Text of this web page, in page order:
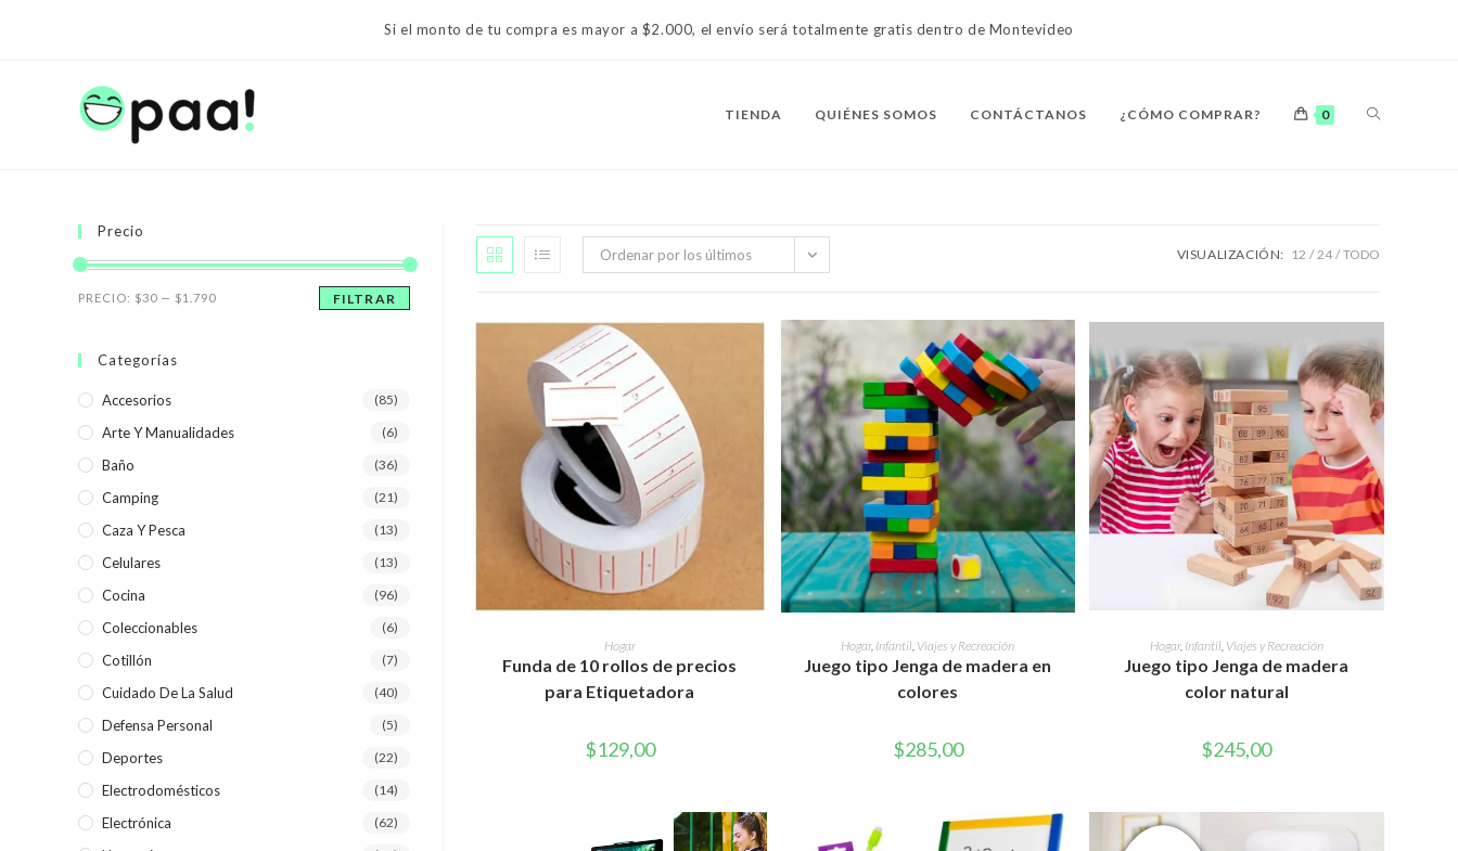
Si el monto de tu compra es mayor a $2.000, el envío será totalmente gratis dentro de Montevideo
TIENDA QUIÉNES SOMOS CONTÁCTANOS ¿CÓMO COMPRAR? 0 ALTERNAR
LA
WEB
Ordenar por los últimos VISUALIZACIÓN: 12 24 TODO
AÑADIR AL CARRITO
Hogar
Funda de 10 rollos de precios
para Etiquetadora
$129,00
AÑADIR AL CARRITO
Hogar, Infantil, Viajes y Recreación
Juego tipo Jenga de madera en
colores
$285,00
AÑADIR AL CARRITO
Hogar, Infantil, Viajes y Recreación
Juego tipo Jenga de madera
color natural
$245,00
Precio
Precio
Precio
FILTRAR
PRECIO: $30 — $1.790
Categorías
Accesorios (85)
Arte Y Manualidades (6)
Baño (36)
Camping (21)
Caza Y Pesca (13)
Celulares (13)
Cocina (96)
Coleccionables (6)
Cotillón (7)
Cuidado De La Salud (40)
Defensa Personal (5)
Deportes (22)
Electrodomésticos (14)
Electrónica (62)